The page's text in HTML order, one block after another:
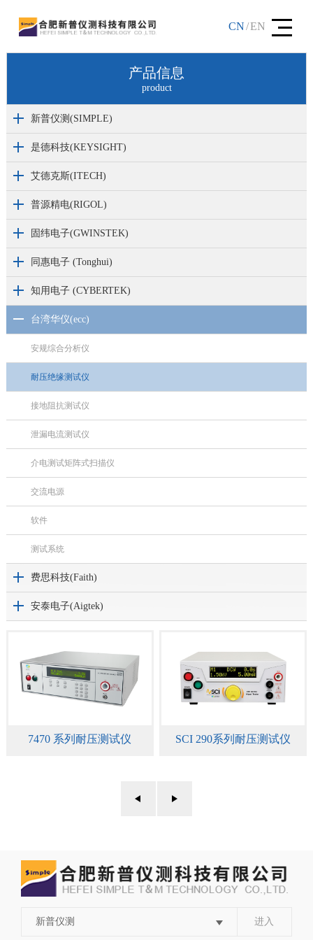
CN/EN
产品信息
product
新普仪测(SIMPLE)
是德科技(KEYSIGHT)
艾德克斯(ITECH)
普源精电(RIGOL)
固纬电子(GWINSTEK)
同惠电子 (Tonghui)
知用电子 (CYBERTEK)
台湾华仪(ecc)
安规综合分析仪
耐压绝缘测试仪
接地阻抗测试仪
泄漏电流测试仪
介电测试矩阵式扫描仪
交流电源
软件
测试系统
费思科技(Faith)
安泰电子(Aigtek)
7470 系列耐压测试仪 SCI 290系列耐压测试仪
新普仪测 进入